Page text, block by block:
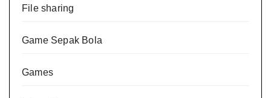
File sharing
Game Sepak Bola
Games